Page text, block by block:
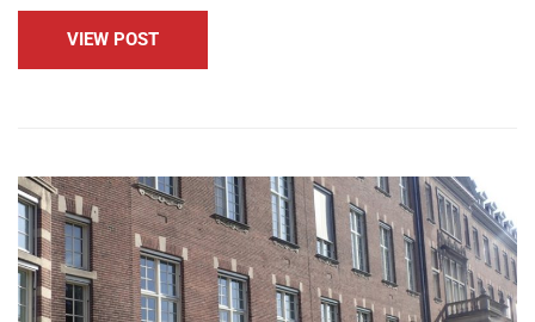
VIEW POST